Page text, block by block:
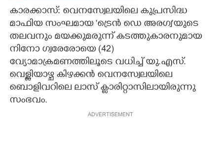
LITERATURE
ZOOM
CONTACT US
കാരക്കാസ്: വെനസ്വേലയിലെ കുപ്രസിദ്ധ
മാഫിയ സംഘമായ 'ട്രെൻ ഡെ അരഗ്വ'യുടെ
തലവനും മയക്കുമരുന്ന് കടത്തുകാരനുമായ
നിനോ ഗ്വരേരോയെ (42)​
വ്യോമാക്രമണത്തിലൂടെ വധിച്ച് യു.എസ്.
വെള്ളിയാഴ്ച കിഴക്കൻ വെനസ്വേലയിലെ
ബൊളിവറിലെ ലാസ് ക്ലാരിറ്റാസിലായിരുന്നു
സംഭവം.
ADVERTISEMENT